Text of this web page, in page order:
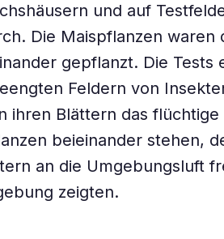
und auf
Die Maispflanzen waren
gepflanzt. Die Tests
Feldern von
ihren Blättern das
beieinander stehen,
an die Umgebungsluft
zeigten.